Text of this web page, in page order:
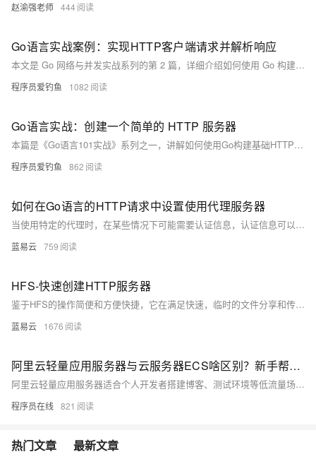
赵渝强老师 444
Go语言实战案例：实现HTTP客户端请求并解析响应
本文是 Go 网络与并发实战系列的第 2 篇，详细介绍如何使用 Go 构建 HTTP 客户端，涵盖请求发送、响应解析、错误处理、Header 与 Body 提取等流程，并通过实战代码演示如何并发请求多个 URL，适合希望掌握 Go 网络编程基础的开发者。
程序员爱钓鱼 1082
Go语言实战：创建一个简单的 HTTP 服务器
本篇是《Go语言101实战》系列之一，讲解如何使用Go构建基础HTTP服务器。涵盖Go语言并发优势、HTTP服务搭建、路由处理、日志记录及测试方法，助你掌握高性能Web服务开发核心技能。
程序员爱钓鱼 862
如何在Go语言的HTTP请求中设置使用代理服务器
当使用特定的代理时，在某些情况下可能需要认证信息，认证信息可以在代理URL中提供，格式通常是：
蓝易云 759
HFS-快速创建HTTP服务器
鉴于HFS的操作简便和方便快捷，它在满足快速，临时的文件分享和传输需求上，能够发挥出巨大的作用。只要明确了以上的安全警告，并做好了必需的安全设置，HFS将是一款实用的HTTP服务器工具。
蓝易云 1676
阿里云轻量应用服务器与云服务器ECS啥区别？新手帮助教程
阿里云轻量应用服务器适合个人开发者搭建博客、测试环境等低流量场景，操作简单、成本低；ECS适用于企业级高负载业务，功能强大、灵活可扩展。二者在性能、网络、镜像及运维管理上差异显著，用户应根据实际需求选择。
程序员在线 821
热门文章 最新文章